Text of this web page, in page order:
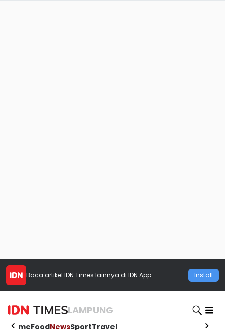
Baca artikel IDN Times lainnya di IDN App Install
LAMPUNG
HomeFoodNewsSportTravel